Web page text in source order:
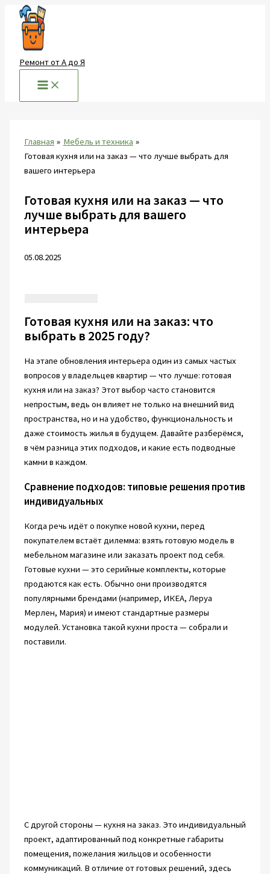
Перейти
содержимому
Ремонт от А до Я
Главная
Мебель и техника
Готовая кухня или на заказ — что лучше выбрать для
вашего интерьера
Готовая кухня или на заказ — что
лучше выбрать для вашего
интерьера
05.08.2025
Готовая кухня или на заказ: что
выбрать в 2025 году?
На этапе обновления интерьера один из самых частых
вопросов у владельцев квартир — что лучше: готовая
кухня или на заказ? Этот выбор часто становится
непростым, ведь он влияет не только на внешний вид
пространства, но и на удобство, функциональность и
даже стоимость жилья в будущем. Давайте разберёмся,
в чём разница этих подходов, и какие есть подводные
камни в каждом.
Сравнение подходов: типовые решения против
индивидуальных
Когда речь идёт о покупке новой кухни, перед
покупателем встаёт дилемма: взять готовую модель в
мебельном магазине или заказать проект под себя.
Готовые кухни — это серийные комплекты, которые
продаются как есть. Обычно они производятся
популярными брендами (например, ИКЕА, Леруа
Мерлен, Мария) и имеют стандартные размеры
модулей. Установка такой кухни проста — собрали и
поставили.
С другой стороны — кухня на заказ. Это индивидуальный
проект, адаптированный под конкретные габариты
помещения, пожелания жильцов и особенности
коммуникаций. В отличие от готовых решений, здесь